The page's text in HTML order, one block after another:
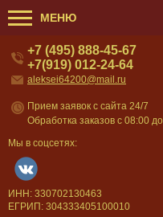
МЕНЮ
+7 (495) 888-45-67
+7(919) 012-24-64
aleksei64200@mail.ru
Прием заявок с сайта 24/7
Обработка заказов с 08:00
Мы в соцсетях:
ИНН: 330702130463
ЕГРИП: 304333405100010